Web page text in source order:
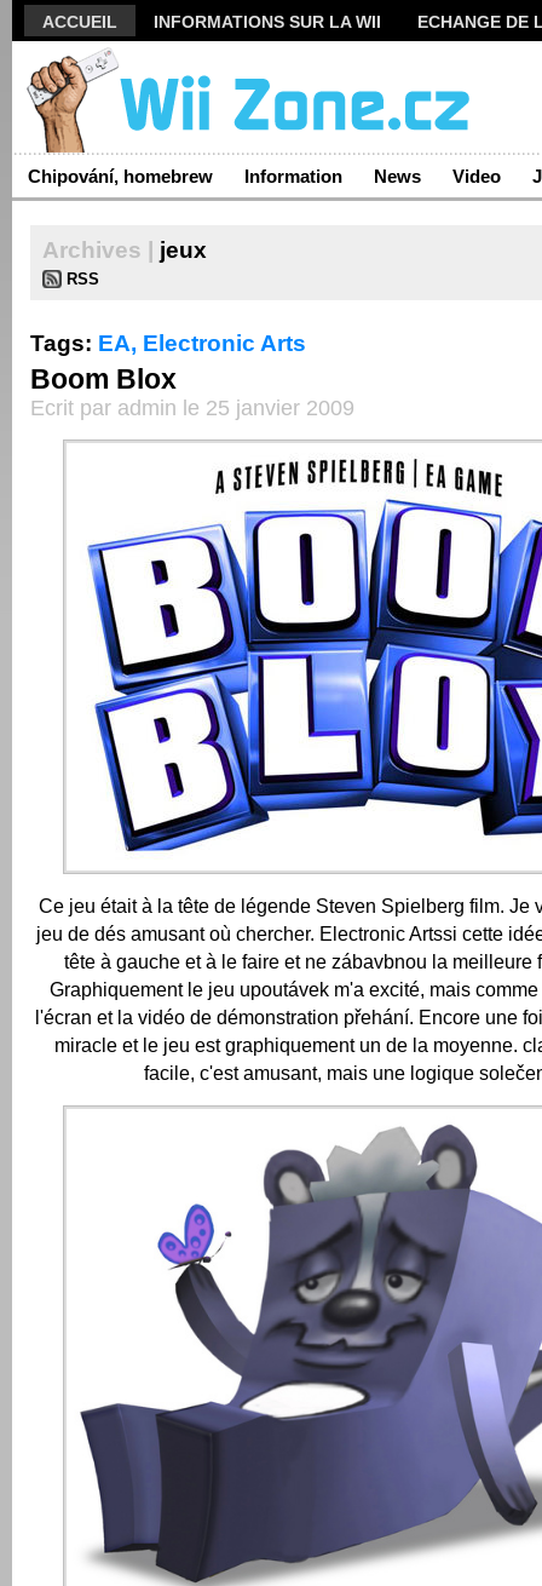
ACCUEIL INFORMATIONS SUR LA WII
ECHANGE DE
ARCHIVES
Chipování, homebrew Information News Video
Archives | jeux
RSS
Tags: EA, Electronic Arts
Boom Blox
Ecrit par admin le 25 janvier 2009
Ce jeu était à la tête de légende Steven Spielberg film. Je
jeu de dés amusant où chercher. Electronic Artssi cette
tête à gauche et à le faire et ne zábavbnou la meilleure
Graphiquement le jeu upoutávek m'a excité, mais
l'écran et la vidéo de démonstration přehání. Encore une
miracle et le jeu est graphiquement un de la moyenne.
facile, c'est amusant, mais une logique